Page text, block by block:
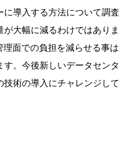
に導入する方法について調査
が大幅に減るわけではありま
面での負担を減らせる事は
。今後新しいデータセンタ
技術の導入にチャレンジして